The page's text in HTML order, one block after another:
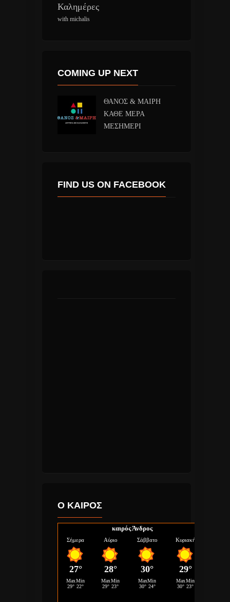
Καλημέρες
with michalis
COMING UP NEXT
ΘΑΝΟΣ & ΜΑΙΡΗ
ΚΑΘΕ ΜΕΡΑ
ΜΕΣΗΜΕΡΙ
FIND US ON FACEBOOK
Ο ΚΑΙΡΟΣ
καιρός Άνδρος